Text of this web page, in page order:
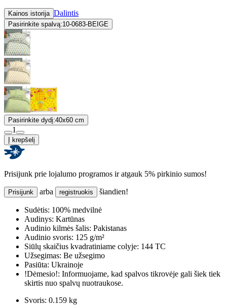
Kainos istorija Dalintis
Pasirinkite spalvą:10-0683-BEIGE
Pasirinkite dydį:40x60 cm
1
Į krepšelį
Prisijunk prie lojalumo programos ir atgauk 5% pirkinio sumos!
Prisijunk arba registruokis šiandien!
Sudėtis: 100% medvilnė
Audinys: Kartūnas
Audinio kilmės šalis: Pakistanas
Audinio svoris: 125 g/m²
Siūlų skaičius kvadratiniame colyje: 144 TC
Užsegimas: Be užsegimo
Pasiūta: Ukrainoje
!Dėmesio!: Informuojame, kad spalvos tikrovėje gali šiek tiek
skirtis nuo spalvų nuotraukose.
Svoris: 0.159 kg